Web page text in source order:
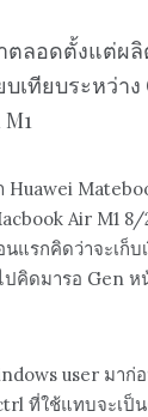
ตลอดตั้งแต่ผ
เทียบระหว่าง
Huawei
Air M1
แรกคิดว่าจะเก็บ
ปคิดมารอ Gen ห
user มาก่
ที่ใช้แทบจะเป็